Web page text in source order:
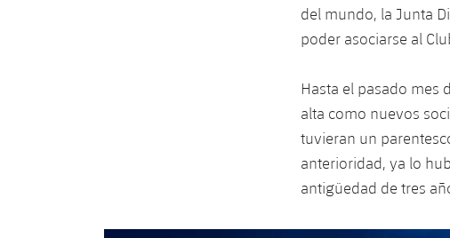
del mundo, la Junta
poder asociarse al
Hasta el pasado mes
alta como nuevos
tuvieran un
anterioridad, ya lo
antigüedad de tres